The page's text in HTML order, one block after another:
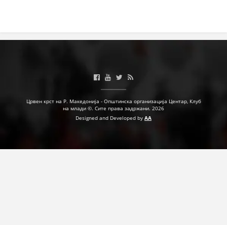
ПРИРАЧНИЦИ
Црвен крст на Р. Македонија - Општинска организација Центар, Клуб
на млади ©. Сите права задржани. 2026
Designed and Developed by AA